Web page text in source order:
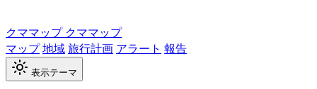
クママップ クママップ
マップ地域旅行計画 アラート 報告
表示テーマ